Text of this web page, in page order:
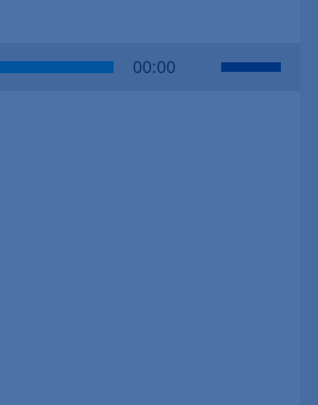
decrease
00:00
Use